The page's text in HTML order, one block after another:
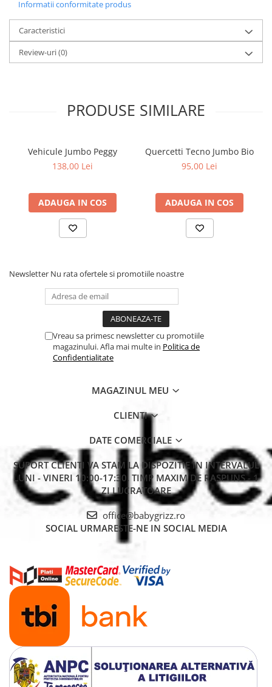
Informatii conformitate produs
Caracteristici
Review-uri(0)
PRODUSE SIMILARE
Vehicule Jumbo Peggy
138,00 Lei
ADAUGA IN COS
Quercetti Tecno Jumbo Bio
95,00 Lei
ADAUGA IN COS
Newsletter Nu rata ofertele si promotiile noastre
Vreau sa primesc newsletter cu promotiile
magazinului. Afla mai multe in Politica de
Confidentialitate
MAGAZINUL MEU
CLIENTI
DATE COMERCIALE
SUPORT CLIENTI VA STAM LA DISPOZITIE IN INTERVALUL
LUNI - VINERI 10:00-17:30. TIMP MAXIM DE RASPUNS - 1
ZI LUCRATOARE
office@babygrizz.ro
SOCIAL URMARESTE-NE IN SOCIAL MEDIA